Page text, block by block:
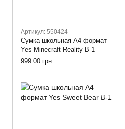
Артикул: 550424
Сумка школьная А4 формат
Yes Minecraft Reality В-1
999.00 грн